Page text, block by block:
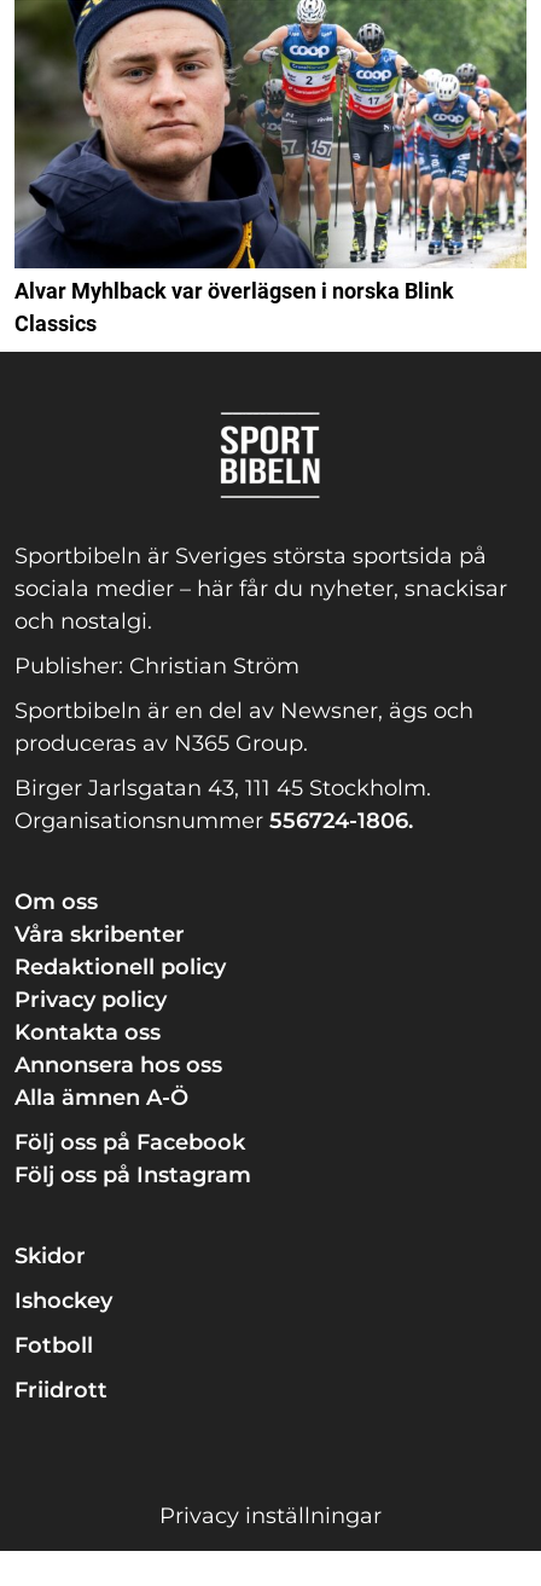
Alvar Myhlback var överlägsen i norska Blink
Classics
Sportbibeln är Sveriges största sportsida på
sociala medier – här får du nyheter, snackisar
och nostalgi.
Publisher: Christian Ström
Sportbibeln är en del av Newsner, ägs och
produceras av N365 Group.
Birger Jarlsgatan 43, 111 45 Stockholm.
Organisationsnummer 556724-1806.
Om oss
Våra skribenter
Redaktionell policy
Privacy policy
Kontakta oss
Annonsera hos oss
Alla ämnen A-Ö
Följ oss på Facebook
Följ oss på Instagram
Skidor
Ishockey
Fotboll
Friidrott
Privacy inställningar